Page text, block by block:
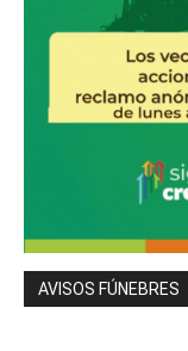
AVISOS FÚNEBRES